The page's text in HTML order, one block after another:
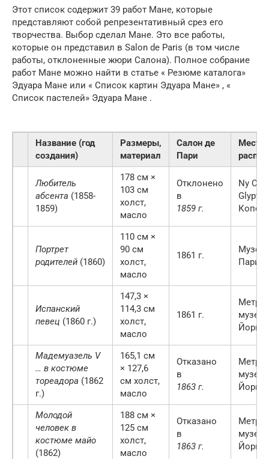
Этот список содержит 39 работ Мане, которые
представляют собой репрезентативный срез его
творчества. Выбор сделал Мане. Это все работы,
которые он представил в Salon de Paris (в том числе
работы, отклоненные жюри Салона). Полное собрание
работ Мане можно найти в статье « Резюме каталога»
Эдуара Мане или « Список картин Эдуара Мане» , «
Список пастелей» Эдуара Мане .
Название (год
создания)
Размеры,
материал
Салон де
Пари
Место
Любитель
абсента (1858-
1859)
178 см ×
103 см
холст,
масло
Отклонено
в
1859 г.
Ny
Портрет
родителей (1860)
110 см ×
90 см
холст,
масло
1861 г.
Музей
Испанский
певец (1860 г.)
147,3 ×
114,3 см
холст,
масло
1861 г.
музей
Йорке
Мадемуазель V
… в костюме
тореадора (1862
г.)
165,1 см
× 127,6
см холст,
масло
Отказано
в
1863 г.
музей
Йорке
Молодой
человек в
костюме майо
(1862)
188 см ×
125 см
холст,
масло
Отказано
в
1863 г.
музей
Йорке